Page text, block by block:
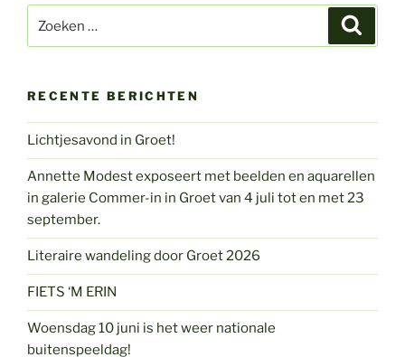
naar:
RECENTE BERICHTEN
Lichtjesavond in Groet!
Annette Modest exposeert met beelden en aquarellen
in galerie Commer-in in Groet van 4 juli tot en met 23
september.
Literaire wandeling door Groet 2026
FIETS ‘M ERIN
Woensdag 10 juni is het weer nationale
buitenspeeldag!